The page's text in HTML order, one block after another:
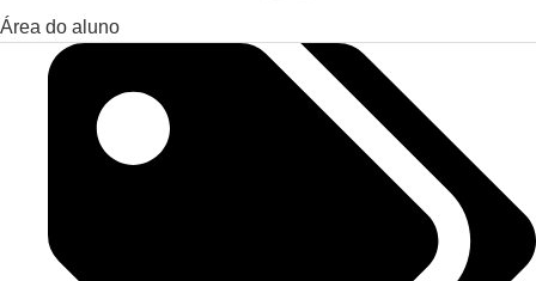
Área do aluno